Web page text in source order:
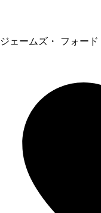
ジェームズ・ フォード